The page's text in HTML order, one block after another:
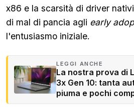
x86 e la scarsità di driver
di mal di pancia agli early
l'entusiasmo iniziale.
LEGGI ANCHE
La nostra prova di
3x Gen 10: tanta
piuma e pochi